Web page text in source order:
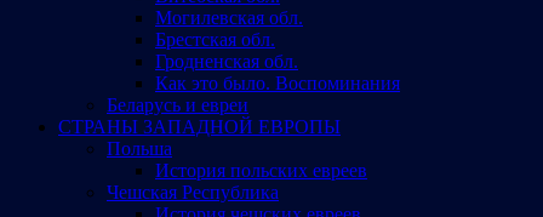
Могилевская обл.
Брестская обл.
Гродненская обл.
Как это было. Воспоминания
Беларусь и евреи
СТРАНЫ ЗАПАДНОЙ ЕВРОПЫ
Польша
История польских евреев
Чешская Республика